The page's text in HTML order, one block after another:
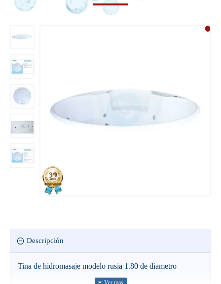
Descripción
Tina de hidromasaje modelo rusia 1.80 de diametro